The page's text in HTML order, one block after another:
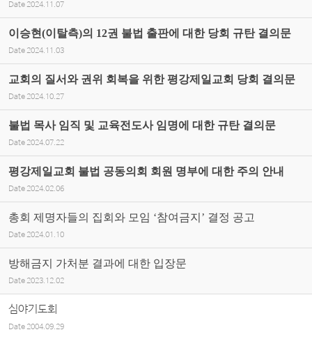
Date 2024.11.07
이승현(이탈측)의 12권 불법 출판에 대한 당회 규탄 결의문
Date 2024.11.03
교회의 질서와 권위 회복을 위한 평강제일교회 당회 결의문
Date 2024.10.27
불법 목사 임직 및 교육전도사 임명에 대한 규탄 결의문
Date 2024.07.22
평강제일교회 불법 공동의회 회원 명부에 대한 주의 안내
Date 2024.02.06
총회 제명자들의 집회와 모임 ‘참여금지’ 결정 공고
Date 2024.01.10
방해금지 가처분 결과에 대한 입장문
Date 2023.12.02
심야기도회
Date2004.09.29